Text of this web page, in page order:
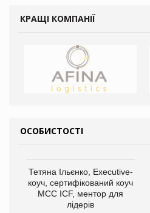
КРАЩІ КОМПАНІЇ
ОСОБИСТОСТІ
Тетяна Ільєнко, Executive-
коуч, сертифікований коуч
МСС ICF, ментор для
лідерів